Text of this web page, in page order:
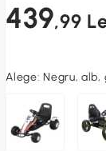
439,99
Alege:Negru, alb,